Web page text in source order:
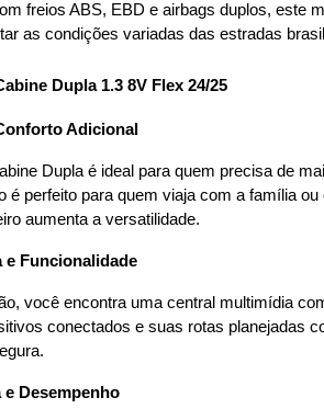
freios ABS, EBD e airbags duplos, este
as condições variadas das estradas
Dupla 1.3 8V Flex 24/25
Adicional
Dupla é ideal para quem precisa de
é perfeito para quem viaja com a família
aumenta a versatilidade.
e Funcionalidade
você encontra uma central multimídia
conectados e suas rotas planejadas
e Desempenho